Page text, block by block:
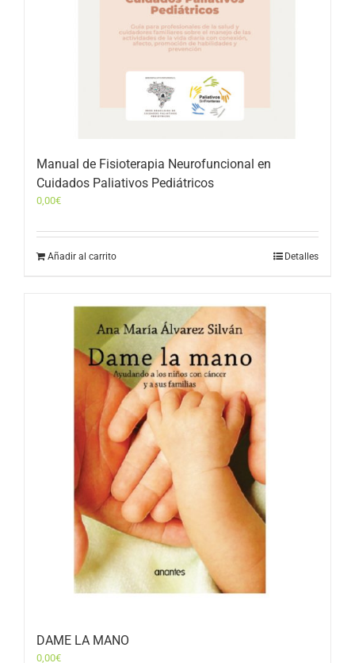
Manual de Fisioterapia Neurofuncional en
Cuidados Paliativos Pediátricos
0,00€
Añadir al carrito Detalles
DAME LA MANO
0,00€